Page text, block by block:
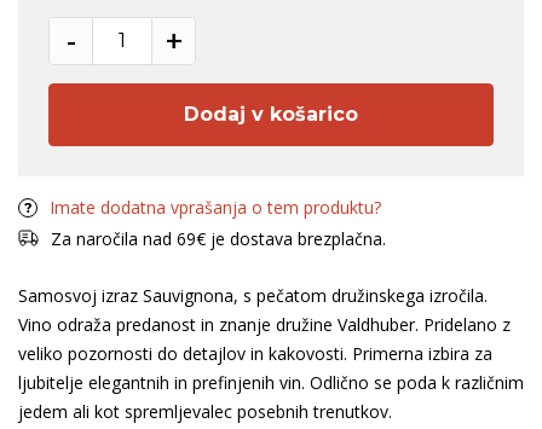
- +
Dodaj v košarico
Imate dodatna vprašanja o tem produktu?
Za naročila nad 69€ je dostava brezplačna.
Samosvoj izraz Sauvignona, s pečatom družinskega izročila.
Vino odraža predanost in znanje družine Valdhuber. Pridelano z
veliko pozornosti do detajlov in kakovosti. Primerna izbira za
ljubitelje elegantnih in prefinjenih vin. Odlično se poda k različnim
jedem ali kot spremljevalec posebnih trenutkov.